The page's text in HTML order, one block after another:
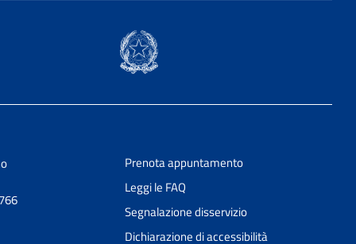
Prenota appuntamento
Leggi le FAQ
Segnalazione disservizio
Dichiarazione di accessibilità